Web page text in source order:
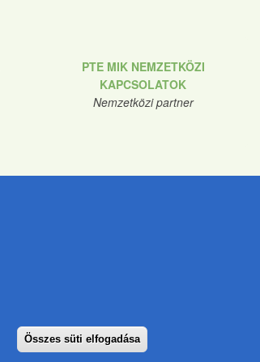
PTE MIK NEMZETKÖZI
KAPCSOLATOK
Nemzetközi partner
Összes süti elfogadása